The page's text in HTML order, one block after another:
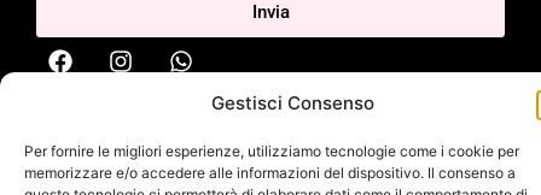
Gestisci Consenso
Per fornire le migliori esperienze, utilizziamo tecnologie come i cookie per
memorizzare e/o accedere alle informazioni del dispositivo. Il consenso a
Invia
Mina